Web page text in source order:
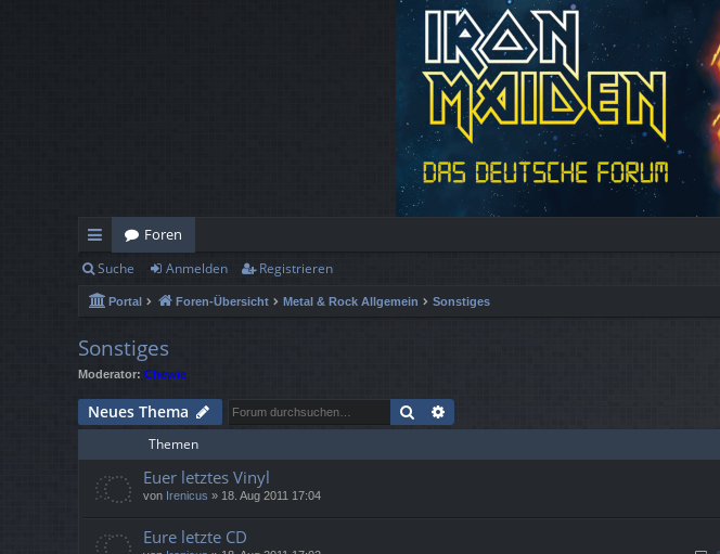
ch
ne
llz
ug
rif
Foren
Suche Anmelden Registrieren
Portal Foren-Übersicht Metal & Rock Allgemein Sonstiges
Sonstiges
Moderator: Chewie
Neues Thema Suche
Themen
Euer letztes Vinyl
von Irenicus » 18. Aug 2011 17:04
Eure letzte CD